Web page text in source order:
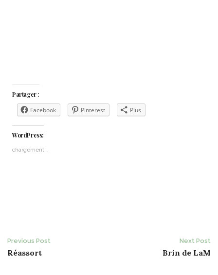
Partager :
Facebook Pinterest Plus
WordPress:
chargement…
Post
Previous Post
Réassort
Next Post
Brin de LaM